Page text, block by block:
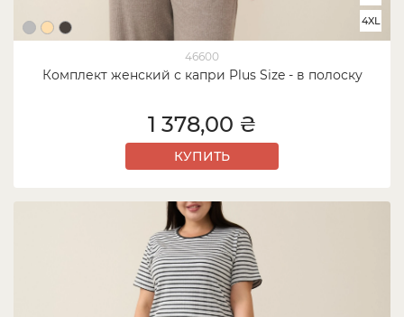
46600
Комплект женский с капри Plus Size - в полоску
4XL
1 378,00 ₴
КУПИТЬ